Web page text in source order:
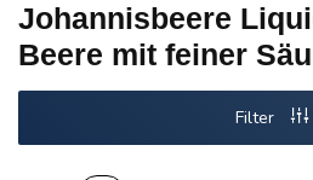
Johannisbeere
Beere mit feiner
Filter